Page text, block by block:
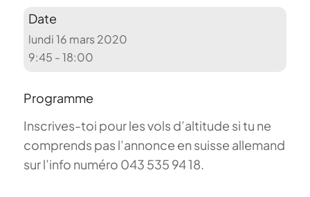
Date
lundi 16 mars 2020
9:45 - 18:00
Programme
Inscrives-toi pour les vols d’altitude si tu ne
comprends pas l’annonce en suisse allemand
sur l’info numéro 043 535 94 18.